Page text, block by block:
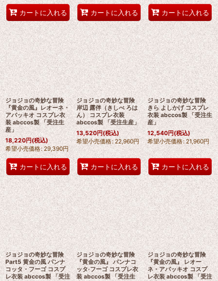
カートに入れる カートに入れる カートに入れる
ジョジョの奇妙な冒険
『黄金の風』レオーネ・
アバッキオ コスプレ衣
装 abccos製 「受注生
産」
18,220円(税込)
希望小売価格: 29,390円
カートに入れる
ジョジョの奇妙な冒険
岸辺 露伴（きしべ ろは
ん） コスプレ衣装
abccos製 「受注生産」
13,520円(税込)
希望小売価格: 22,960円
カートに入れる
ジョジョの奇妙な冒険
きら よしかげ コスプレ
衣装 abccos製 「受注生
産」
12,540円(税込)
希望小売価格: 21,960円
カートに入れる
ジョジョの奇妙な冒険
Part5 黄金の風 パンナ
コッタ・フーゴ コスプ
レ衣装 abccos製 「受注
ジョジョの奇妙な冒険
『黄金の風』 パンナコ
ッタ·フーゴ コスプレ衣
装 abccos製 「受注生
ジョジョの奇妙な冒険
『黄金の風』 レオー
ネ・アバッキオ コスプ
レ衣装 abccos製 「受注